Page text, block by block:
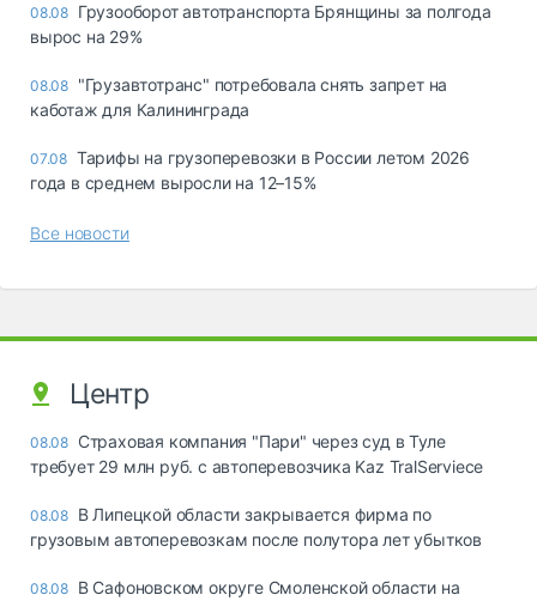
08.08 Грузооборот автотранспорта Брянщины за полгода
вырос на 29%
08.08 "Грузавтотранс" потребовала снять запрет на
каботаж для Калининграда
07.08 Тарифы на грузоперевозки в России летом 2026
года в среднем выросли на 12–15%
Все новости
Центр
08.08 Страховая компания "Пари" через суд в Туле
требует 29 млн руб. с автоперевозчика Kaz TralServiece
08.08 В Липецкой области закрывается фирма по
грузовым автоперевозкам после полутора лет убытков
08.08 В Сафоновском округе Смоленской области на